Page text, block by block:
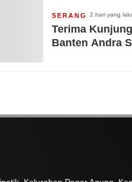
SERANG 2 hari yang lalu
Terima
Banten Andra